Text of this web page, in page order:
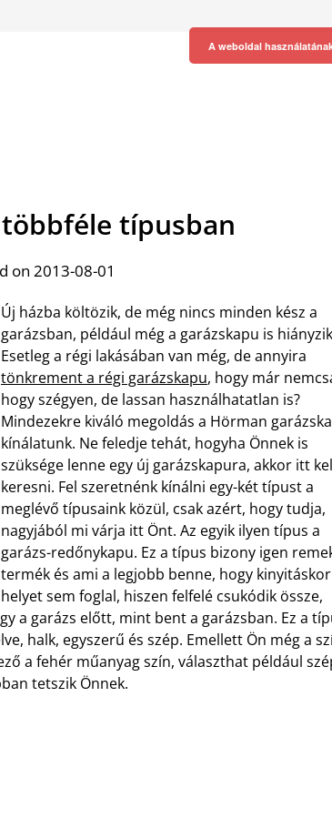
típusban
on 2013-08-01
Új házba költözik, de még nincs minden kész a
garázsban, például még a garázskapu is
Esetleg a régi lakásában van még, de annyira
tönkrement a régi garázskapu, hogy már
hogy szégyen, de lassan használhatatlan is?
Mindezekre kiváló megoldás a Hörman
kínálatunk. Ne feledje tehát, hogyha Önnek is
szüksége lenne egy új garázskapura, akkor itt
keresni. Fel szeretnénk kínálni egy-két típust a
meglévő típusaink közül, csak azért, hogy tudja,
nagyjából mi várja itt Önt. Az egyik ilyen típus a
garázs-redőnykapu. Ez a típus bizony igen
termék és ami a legjobb benne, hogy kinyitáskor
helyet sem foglal, hiszen felfelé csukódik össze,
a garázs előtt, mint bent a garázsban. Ez a
halk, egyszerű és szép. Emellett Ön még a
a fehér műanyag szín, választhat például
tetszik Önnek.
A weboldal